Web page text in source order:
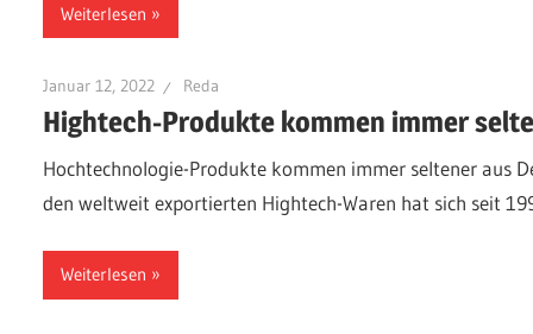
Weiterlesen
Januar 12, 2022 Reda
Hightech-Produkte kommen immer
Hochtechnologie-Produkte kommen immer seltener aus
den weltweit exportierten Hightech-Waren hat sich seit
Weiterlesen